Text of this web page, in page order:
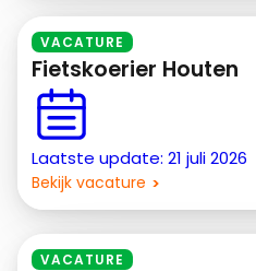
VACATURE
Fietskoerier Houten
Laatste update: 21 juli 2026
Bekijk vacature
VACATURE